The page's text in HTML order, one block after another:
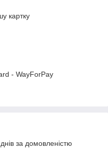
картку
- WayForPay
за домовленістю